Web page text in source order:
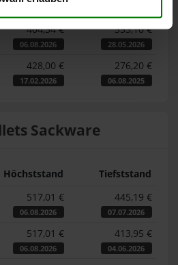
404,34 €
06.08.2026
353,10 €
28.05.2026
428,00 €
17.02.2026
276,20 €
06.08.2025
Sackware
Höchststand
Tiefststand
517,01 €
06.08.2026
445,19 €
07.07.2026
517,01 €
06.08.2026
413,95 €
04.06.2026